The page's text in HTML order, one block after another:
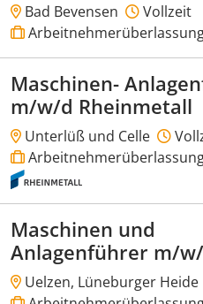
Bad Bevensen
Vollzeit
Maschinen-
m/w/d Rheinmetall
Unterlüß und Celle
Maschinen und
Anlagenführer m/
Uelzen, Lüneburger Heide